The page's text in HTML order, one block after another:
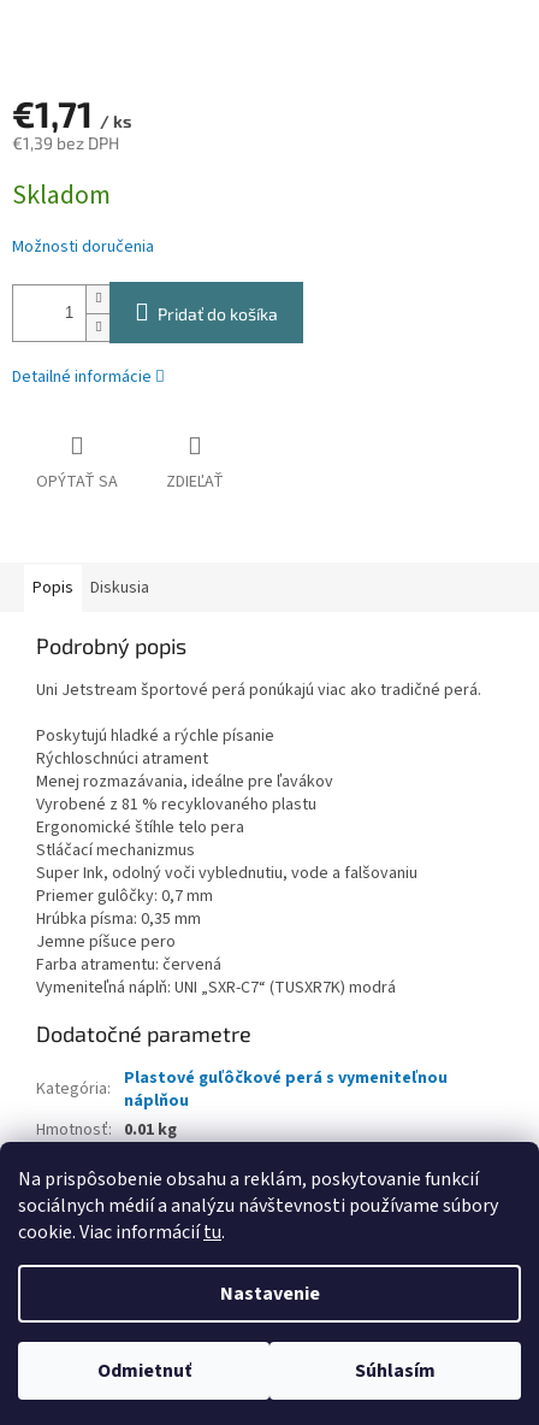
Na prispôsobenie obsahu a reklám, poskytovanie funkcií
sociálnych médií a analýzu návštevnosti používame súbory
cookie. Viac informáciítu.
Nastavenie
Odmietnuť Súhlasím
€1,71 / ks
€1,39 bez DPH
cena:
Skladom
Možnosti doručenia
Pridať do košíka
Detailné informácie
OPÝTAŤ SA ZDIEĽAŤ
Popis Diskusia
Podrobný popis
Uni Jetstream športové perá ponúkajú viac ako tradičné perá.
Poskytujú hladké a rýchle písanie
Rýchloschnúci atrament
Menej rozmazávania, ideálne pre ľavákov
Vyrobené z 81 % recyklovaného plastu
Ergonomické štíhle telo pera
Stláčací mechanizmus
Super Ink, odolný voči vyblednutiu, vode a falšovaniu
Priemer gulôčky: 0,7 mm
Hrúbka písma: 0,35 mm
Jemne píšuce pero
Farba atramentu: červená
Vymeniteľná náplň: UNI „SXR-C7“ (TUSXR7K) modrá
Dodatočné parametre
Kategória:
Plastové guľôčkové perá s vymeniteľnou
náplňou
Hmotnosť: 0.01 kg
Copyright 2026www.kancpapier.sk. Všetky práva vyhradené.
Upraviť nastavenie cookies